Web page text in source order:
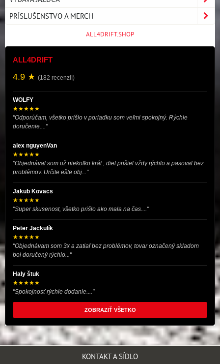
PRÍSLUŠENSTVO A MERCH
ALL4DRIFT.SHOP
ALL4DRIFT
4.9 ★ (182 recenzií)
WOLFY
★★★★★
"Odporúčam, všetko prišlo v poriadku som veľmi spokojný. Rýchle
doručenie...."
alex nguyenVan
★★★★★
"Objednával som už niekoľko krát , diel prišiel vždy rýchlo a pasoval bez
problémov. Určite ešte obj..."
Jakub Kovacs
★★★★★
"Super skusenost, všetko prišlo ako mala na čas...."
Peter Jackulík
★★★★★
"Objednávam som 3x a zatiaľ bez problémov, tovar označený skladom
bol doručený rýchlo..."
Haly štuk
★★★★★
"Spokojnosť rýchle dodanie...."
ZOBRAZIŤ VŠETKO
KONTAKT A SÍDLO